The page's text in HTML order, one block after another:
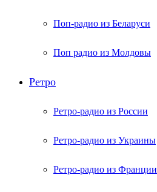
Поп-радио из Беларуси
Поп радио из Молдовы
Ретро
Ретро-радио из России
Ретро-радио из Украины
Ретро-радио из Франции